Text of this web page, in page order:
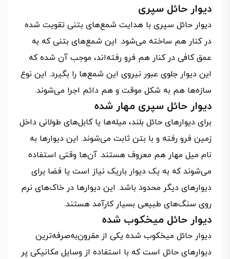
دیوار حائل سپری
دیوار حائل سپری با هدایت شمع‌های بتنی تقویت شده
در کنار هم ساخته می‌شود. این شمع‌های بتنی که به
عمق کافی در کنار هم فرو رفته‌اند، موجب آن شده که
این دیوار جلوی عبور نیروی این شمع‌ها را بگیرد. این نوع
سازه‌ها هم به شکل موقت و هم دائم اجرا می‌شوند.
دیوار حائل سپری مهار شده
برای دیوارهای حائل بلند، میله‌ها یا کابل‌های طولانی داخل
زمین فرو رفته و با بتن ثابت می‌شوند. این دیوارها به
نام میل مهار هم معروف هستند. آن‌ها وقتی استفاده
می‌شوند که به یک دیوار باریک نیاز است یا فضا برای
دیوارهای دیگر محدود باشد. این دیوارها در خاک‌های نرم
روی سنگ‌های طبیعی بسیار کارآمد هستند.
دیوار حائل میخکوب شده
دیوار حائل میخکوب شده یکی از مقرون‌به‌صرفه‌ترین
دیوارهای حائل است که با استفاده از وسایل مکانیکی پر